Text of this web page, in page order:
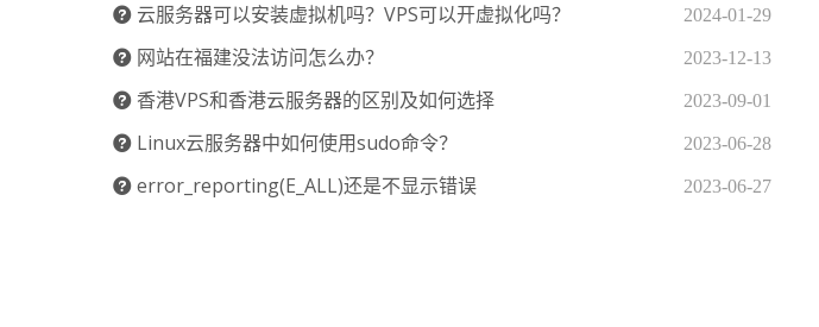
云服务器可以安装虚拟机吗？VPS可以开虚拟化吗？ 2024-01-29
网站在福建没法访问怎么办？ 2023-12-13
香港VPS和香港云服务器的区别及如何选择 2023-09-01
Linux云服务器中如何使用sudo命令？ 2023-06-28
error_reporting(E_ALL)还是不显示错误 2023-06-27